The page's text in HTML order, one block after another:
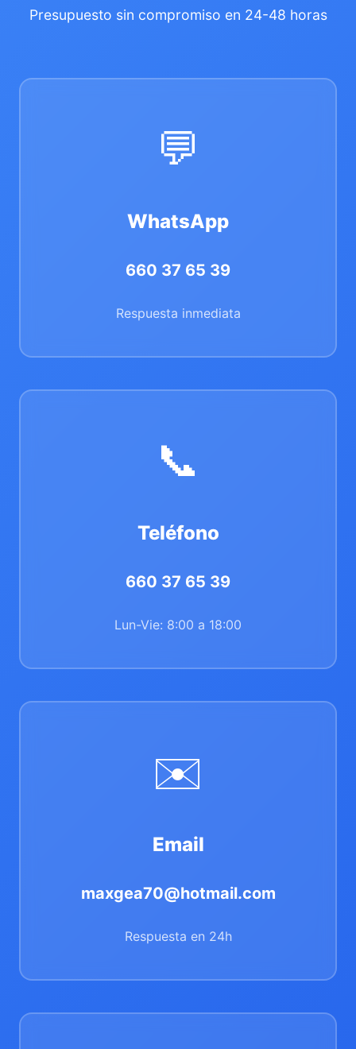
Presupuesto sin compromiso en 24-48 horas
💬
WhatsApp
660 37 65 39
Respuesta inmediata
📞
Teléfono
660 37 65 39
Lun-Vie: 8:00 a 18:00
✉️
Email
maxgea70@hotmail.com
Respuesta en 24h